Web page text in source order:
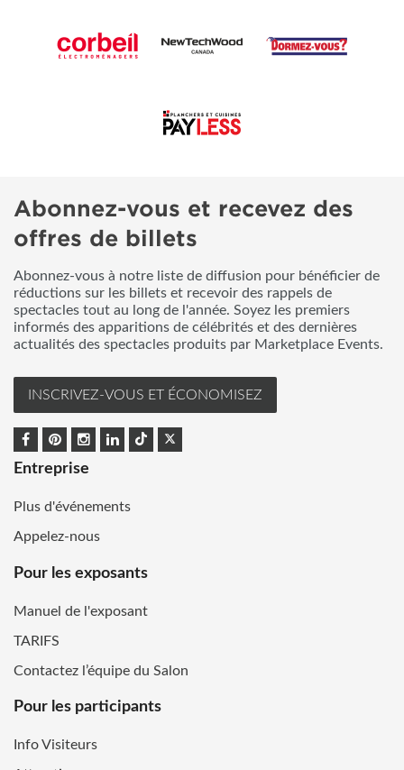
Abonnez-vous et recevez des
offres de billets
Abonnez-vous à notre liste de diffusion pour bénéficier de
réductions sur les billets et recevoir des rappels de
spectacles tout au long de l'année. Soyez les premiers
informés des apparitions de célébrités et des dernières
actualités des spectacles produits par Marketplace Events.
INSCRIVEZ-VOUS ET ÉCONOMISEZ
Entreprise
Plus d'événements
Appelez-nous
Pour les exposants
Manuel de l'exposant
TARIFS
Contactez l’équipe du Salon
Pour les participants
Info Visiteurs